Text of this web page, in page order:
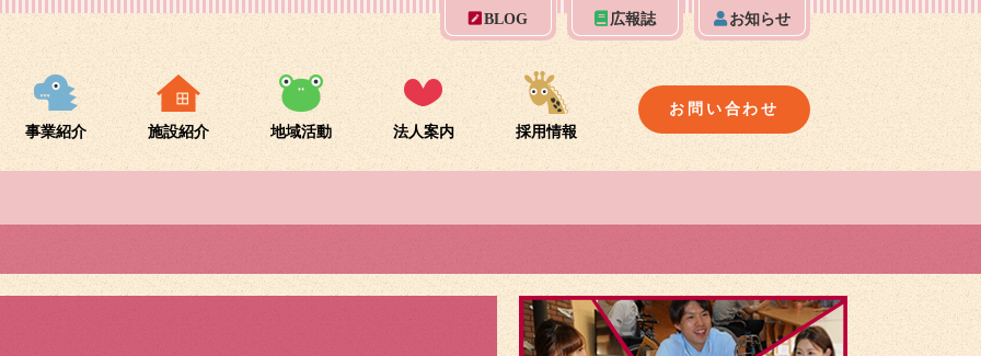
事業紹介 施設紹介 地域活動 法人案内 採用情報
お問い合わせ
BLOG 広報誌 お知らせ